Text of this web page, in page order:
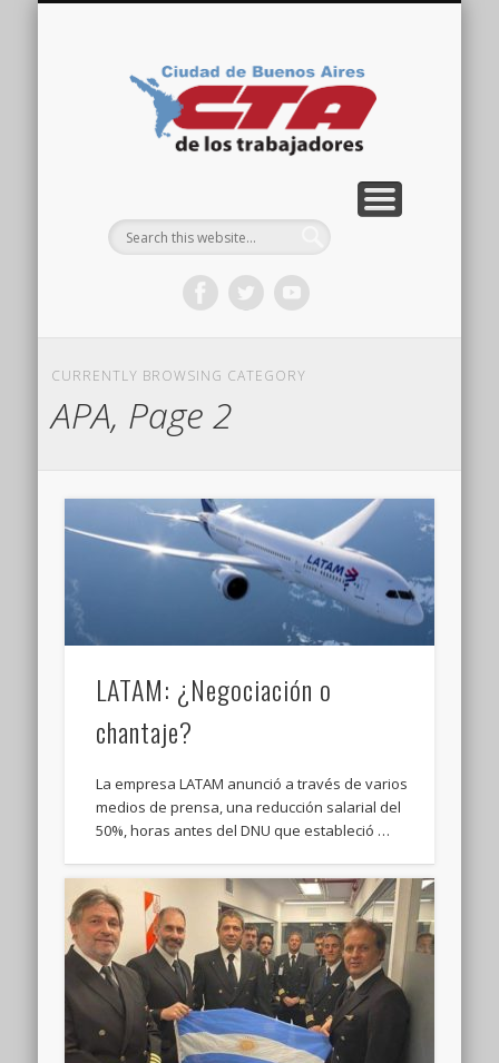
CURRENTLY BROWSING CATEGORY
APA, Page 2
LATAM: ¿Negociación o
chantaje?
La empresa LATAM anunció a través de varios
medios de prensa, una reducción salarial del
50%, horas antes del DNU que estableció …